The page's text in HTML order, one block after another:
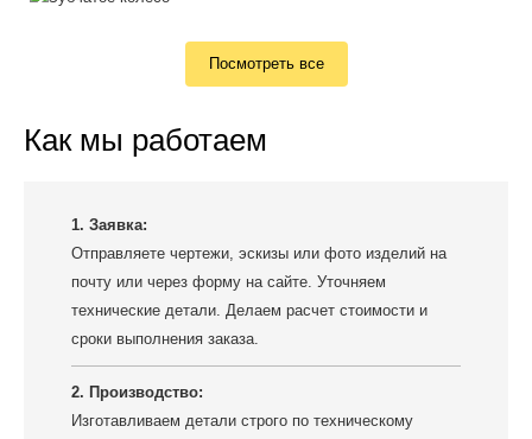
Посмотреть все
Как мы работаем
1. Заявка:
Отправляете чертежи, эскизы или фото изделий на
почту или через форму на сайте. Уточняем
технические детали. Делаем расчет стоимости и
сроки выполнения заказа.
2. Производство:
Изготавливаем детали строго по техническому